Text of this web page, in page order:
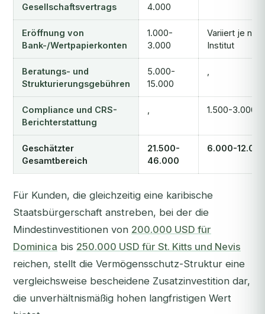
Gesellschaftsvertrags
4.000
Eröffnung von
Bank-/Wertpapierkonten
1.000-
3.000
Variiert je
Institut
Beratungs- und
Strukturierungsgebühren
5.000-
15.000
Compliance und CRS-
Berichterstattung
1.500-3.000
Geschätzter
Gesamtbereich
21.500-
46.000
6.000-
Für Kunden, die gleichzeitig eine karibische
Staatsbürgerschaft anstreben, bei der die
Mindestinvestitionen von 200.000 USD für
Dominica bis 250.000 USD für St. Kitts und Nevis
reichen, stellt die Vermögensschutz-Struktur eine
vergleichsweise bescheidene Zusatzinvestition dar,
die unverhältnismäßig hohen langfristigen Wert